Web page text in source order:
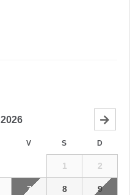
2026
V S D
1 2
7 8 9